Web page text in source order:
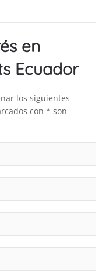
en
Ecuador
los siguientes
con * son